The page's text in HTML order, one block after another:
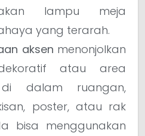
lampu meja
yang terarah.
aksen menonjolkan
atau area
dalam ruangan,
poster, atau rak
bisa menggunakan